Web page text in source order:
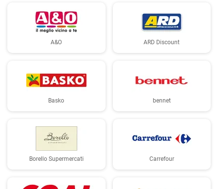
A&O ARD Discount
Basko bennet
Borello Supermercati Carrefour